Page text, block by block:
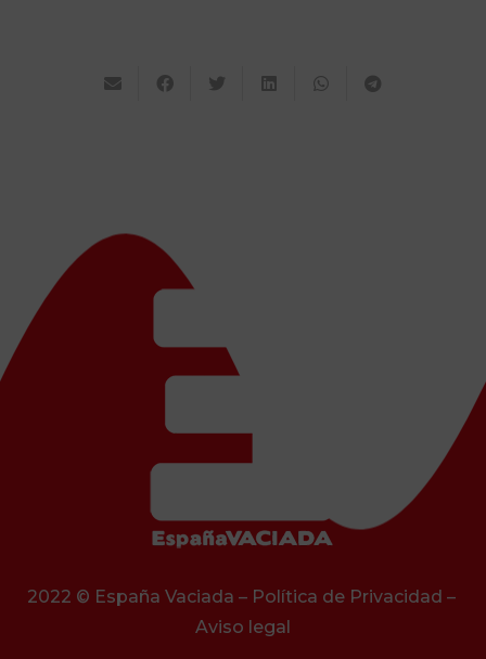
2022 © España Vaciada – Política de Privacidad –
Aviso legal